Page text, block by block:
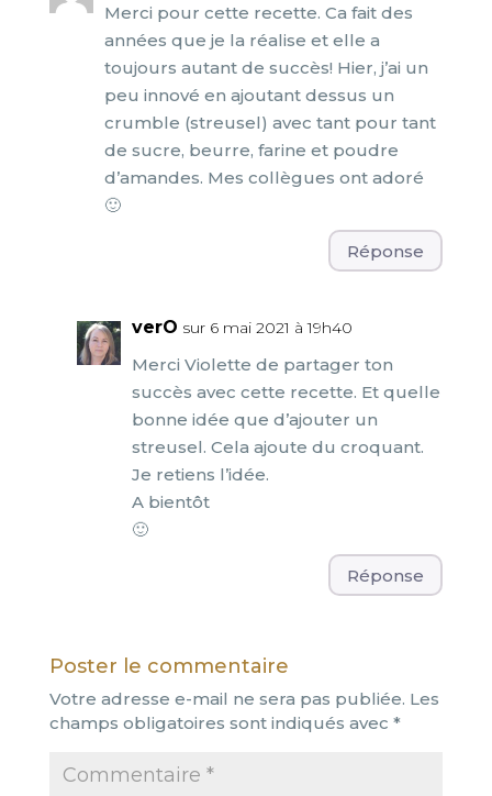
Merci pour cette recette. Ca fait des
années que je la réalise et elle a
toujours autant de succès! Hier, j’ai un
peu innové en ajoutant dessus un
crumble (streusel) avec tant pour tant
de sucre, beurre, farine et poudre
d’amandes. Mes collègues ont adoré
🙂
Réponse
verO sur 6 mai 2021 à 19h40
Merci Violette de partager ton
succès avec cette recette. Et quelle
bonne idée que d’ajouter un
streusel. Cela ajoute du croquant.
Je retiens l’idée.
A bientôt
🙂
Réponse
Poster le commentaire
Votre adresse e-mail ne sera pas publiée. Les
champs obligatoires sont indiqués avec *